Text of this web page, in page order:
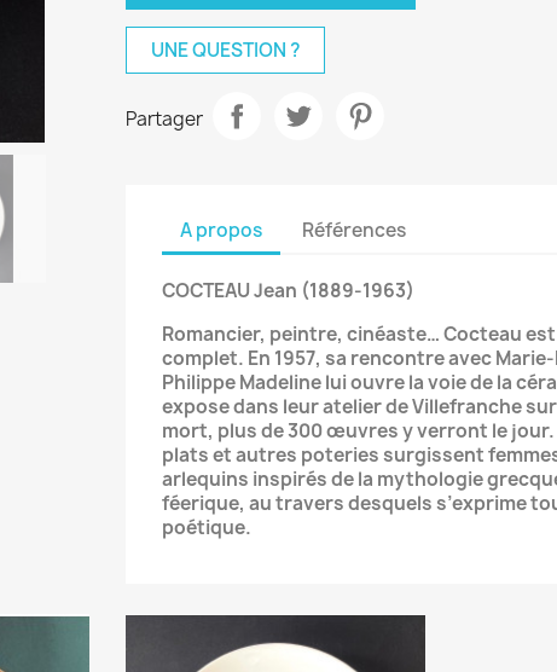
UNE QUESTION ?
Partager
A propos Références
COCTEAU Jean (1889-1963)
Romancier, peintre, cinéaste… Cocteau
complet. En 1957, sa rencontre avec
Philippe Madeline lui ouvre la voie de la
expose dans leur atelier de Villefranche sur
mort, plus de 300 œuvres y verront le jour.
plats et autres poteries surgissent
arlequins inspirés de la mythologie
féerique, au travers desquels s’exprime
poétique.